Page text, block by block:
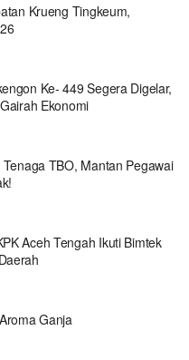
Krueng Tingkeum,
Ke- 449 Segera Digelar,
Ekonomi
TBO, Mantan Pegawai
Aceh Tengah Ikuti Bimtek
Ganja